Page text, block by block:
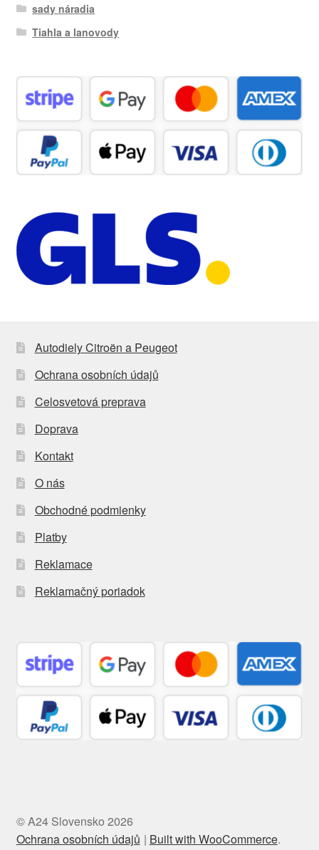
sady náradia
Tiahla a lanovody
Autodiely Citroën a Peugeot
Ochrana osobních údajů
Celosvetová preprava
Doprava
Kontakt
O nás
Obchodné podmienky
Platby
Reklamace
Reklamačný poriadok
© A24 Slovensko 2026
Ochrana osobních údajů
Built with WooCommerce.